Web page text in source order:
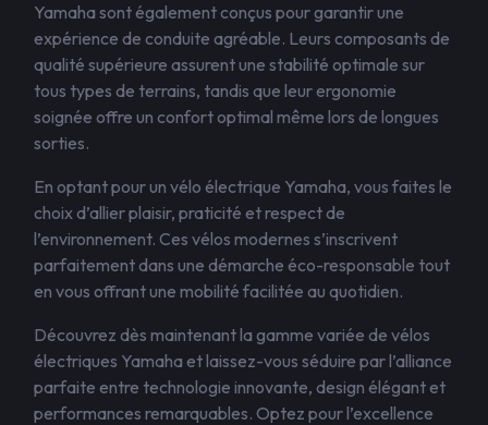
Yamaha sont également conçus pour garantir une
expérience de conduite agréable. Leurs composants de
qualité supérieure assurent une stabilité optimale sur
tous types de terrains, tandis que leur ergonomie
soignée offre un confort optimal même lors de longues
sorties.
En optant pour un vélo électrique Yamaha, vous faites le
choix d’allier plaisir, praticité et respect de
l’environnement. Ces vélos modernes s’inscrivent
parfaitement dans une démarche éco-responsable tout
en vous offrant une mobilité facilitée au quotidien.
Découvrez dès maintenant la gamme variée de vélos
électriques Yamaha et laissez-vous séduire par l’alliance
parfaite entre technologie innovante, design élégant et
performances remarquables. Optez pour l’excellence